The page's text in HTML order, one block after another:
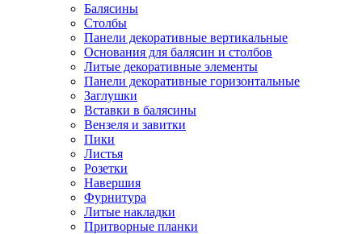
Балясины
Столбы
Панели декоративные вертикальные
Основания для балясин и столбов
Литые декоративные элементы
Панели декоративные горизонтальные
Заглушки
Вставки в балясины
Вензеля и завитки
Пики
Листья
Розетки
Навершия
Фурнитура
Литые накладки
Притворные планки